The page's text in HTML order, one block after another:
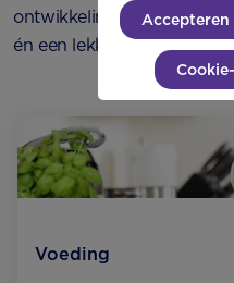
ontwikkeling van je kindje,
én een lekker recept.
Voeding
Accepteren